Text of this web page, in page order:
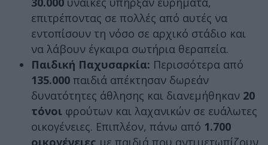
επιτρέποντας σε πολλές από αυτές να
εντοπίσουν τη νόσο σε αρχικό στάδιο και
να λάβουν έγκαιρα σωτήρια θεραπεία.
Παιδική Παχυσαρκία: Περισσότερα από
135.000 παιδιά απέκτησαν δωρεάν
δυνατότητες άθλησης και διανεμήθηκαν 20
τόνοι φρούτων και λαχανικών σε ευάλωτες
οικογένειες. Επιπλέον, πάνω από 1.700
οικογένειες με παιδιά που αντιμετωπίζουν